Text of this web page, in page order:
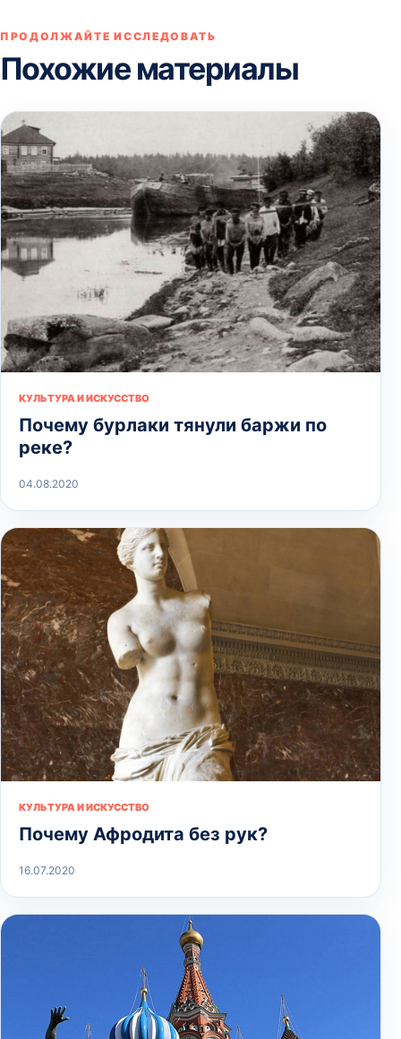
ПРОДОЛЖАЙТЕ ИССЛЕДОВАТЬ
Похожие материалы
КУЛЬТУРА И ИСКУССТВО
Почему бурлаки тянули баржи по
реке?
04.08.2020
КУЛЬТУРА И ИСКУССТВО
Почему Афродита без рук?
16.07.2020